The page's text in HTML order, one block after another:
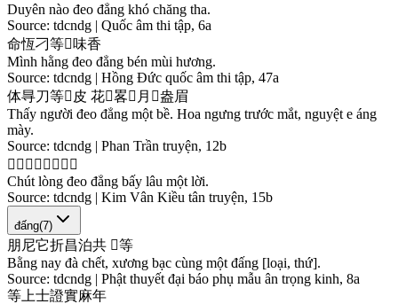
Duyên nào đeo đẳng khó chăng tha.
Source: tdcndg | Quốc âm thi tập, 6a
命恆刁等𤊰味香
Mình hằng đeo đẳng bén mùi hương.
Source: tdcndg | Hồng Đức quốc âm thi tập, 47a
体㝵刀等𱥺 皮 花𱐁畧𬑉 月 𠲖盎眉
Thấy người đeo đẳng một bề. Hoa ngưng trước mắt, nguyệt e áng
mày.
Source: tdcndg | Phan Trần truyện, 12b
𡭧 𢚸 刀 等 閉 𥹰 𱥺 𠳒
Chút lòng đeo đẳng bấy lâu một lời.
Source: tdcndg | Kim Vân Kiều tân truyện, 15b
đấng(7)
朋 尼它折昌泊共 𠬛等
Bằng nay đà chết, xương bạc cùng một đấng [loại, thứ].
Source: tdcndg | Phật thuyết đại báo phụ mẫu ân trọng kinh, 8a
等 上士證實麻年